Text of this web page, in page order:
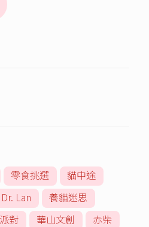
零食挑選
貓中途
Dr. Lan
養貓迷思
對 華山文創
赤柴